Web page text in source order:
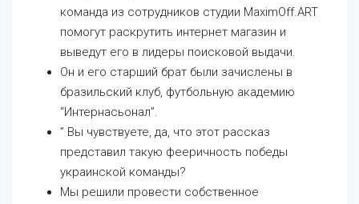
команда из сотрудников студии MaximOff.ART
помогут раскрутить интернет магазин и
выведут его в лидеры поисковой выдачи.
Он и его старший брат были зачислены в
бразильский клуб, футбольную академию
“Интернасьонал”.
” Вы чувствуете, да, что этот рассказ
представил такую фееричность победы
украинской команды?
Мы решили провести собственное